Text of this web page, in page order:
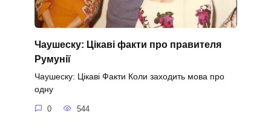
Чаушеску: Цікаві факти про правителя
Румунії
Чаушеску: Цікаві Факти Коли заходить мова про
одну
0 544